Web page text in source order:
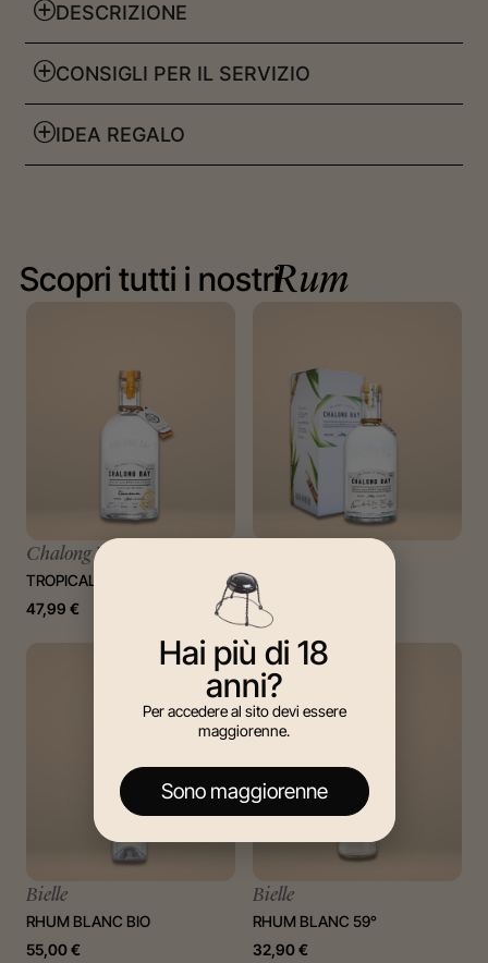
DESCRIZIONE
CONSIGLI PER IL SERVIZIO
IDEA REGALO
Scopri tutti i nostriRum
Chalong Bay
TROPICAL NOTES CINNAMON
47,99 €
PURE SERIES
40,00
Bielle
RHUM BLANC BIO
55,00€
Bielle
RHUM BLANC 59°
32,90€
Hai più di 18
anni?
Per accedere al sito devi essere
maggiorenne.
Sono maggiorenne